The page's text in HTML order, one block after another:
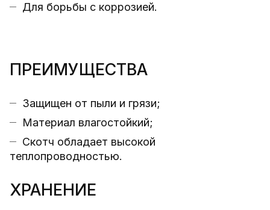
Для борьбы с коррозией.
ПРЕИМУЩЕСТВА
Защищен от пыли и грязи;
Материал влагостойкий;
Скотч обладает высокой
теплопроводностью.
ХРАНЕНИЕ